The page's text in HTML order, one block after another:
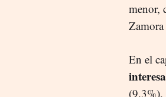
menor,
En el